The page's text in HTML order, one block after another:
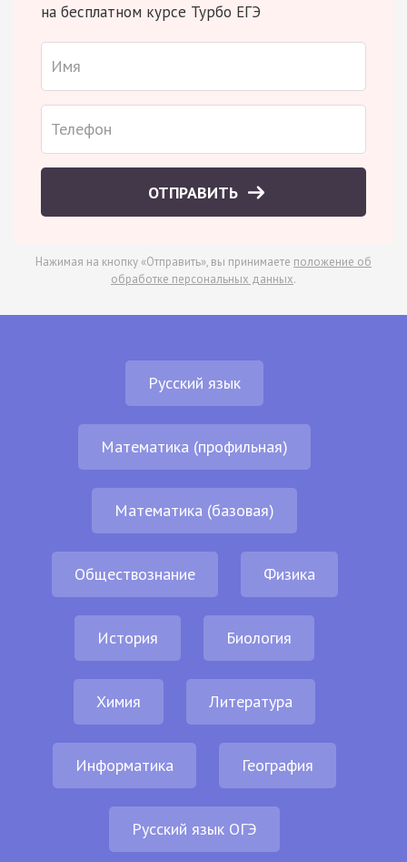
на бесплатном курсе Турбо ЕГЭ
ОТПРАВИТЬ
Нажимая на кнопку «Отправить», вы принимаете положение об
обработке персональных данных.
Русский язык
Математика (профильная)
Математика (базовая)
Обществознание Физика
История Биология
Химия Литература
Информатика География
Русский язык ОГЭ